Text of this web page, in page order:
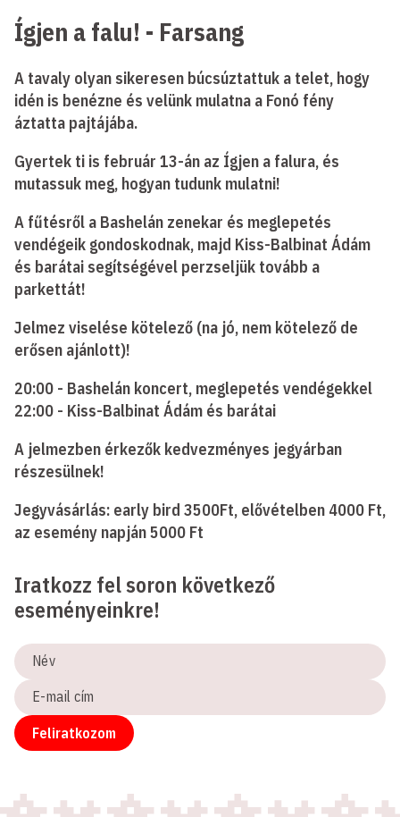
Ígjen a falu! - Farsang
A tavaly olyan sikeresen búcsúztattuk a telet, hogy
idén is benézne és velünk mulatna a Fonó fény
áztatta pajtájába.
Gyertek ti is február 13-án az Ígjen a falura, és
mutassuk meg, hogyan tudunk mulatni!
A fűtésről a Bashelán zenekar és meglepetés
vendégeik gondoskodnak, majd Kiss-Balbinat Ádám
és barátai segítségével perzseljük tovább a
parkettát!
Jelmez viselése kötelező (na jó, nem kötelező de
erősen ajánlott)!
20:00 - Bashelán koncert, meglepetés vendégekkel
22:00 - Kiss-Balbinat Ádám és barátai
A jelmezben érkezők kedvezményes jegyárban
részesülnek!
Jegyvásárlás: early bird 3500Ft, elővételben 4000 Ft,
az esemény napján 5000 Ft
Iratkozz fel soron következő
eseményeinkre!
Név
E-
mail
cím
Feliratkozom